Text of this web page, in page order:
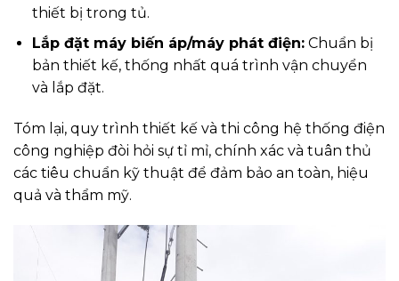
thiết bị trong tủ.
Lắp đặt máy biến áp/máy phát điện:Chuẩn bị
bản thiết kế, thống nhất quá trình vận chuyển
và lắp đặt.
Tóm lại, quy trình thiết kế và thi công hệ thống điện
công nghiệp đòi hỏi sự tỉ mỉ, chính xác và tuân thủ
các tiêu chuẩn kỹ thuật để đảm bảo an toàn, hiệu
quả và thẩm mỹ.